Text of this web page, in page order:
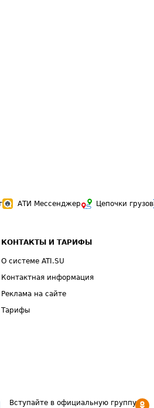
АТИ Мессенджер Цепочки грузов
КОНТАКТЫ И ТАРИФЫ
О системе ATI.SU
Контактная информация
Реклама на сайте
Тарифы
Вступайте в официальную группу